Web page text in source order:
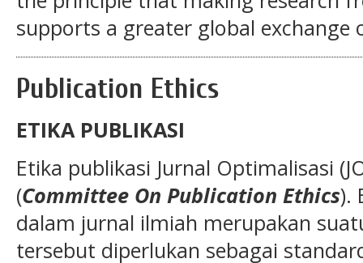
supports a greater global exchange
Publication Ethics
ETIKA PUBLIKASI
Etika publikasi Jurnal Optimalisasi
(Committee On Publication Ethics).
dalam jurnal ilmiah merupakan
tersebut diperlukan sebagai